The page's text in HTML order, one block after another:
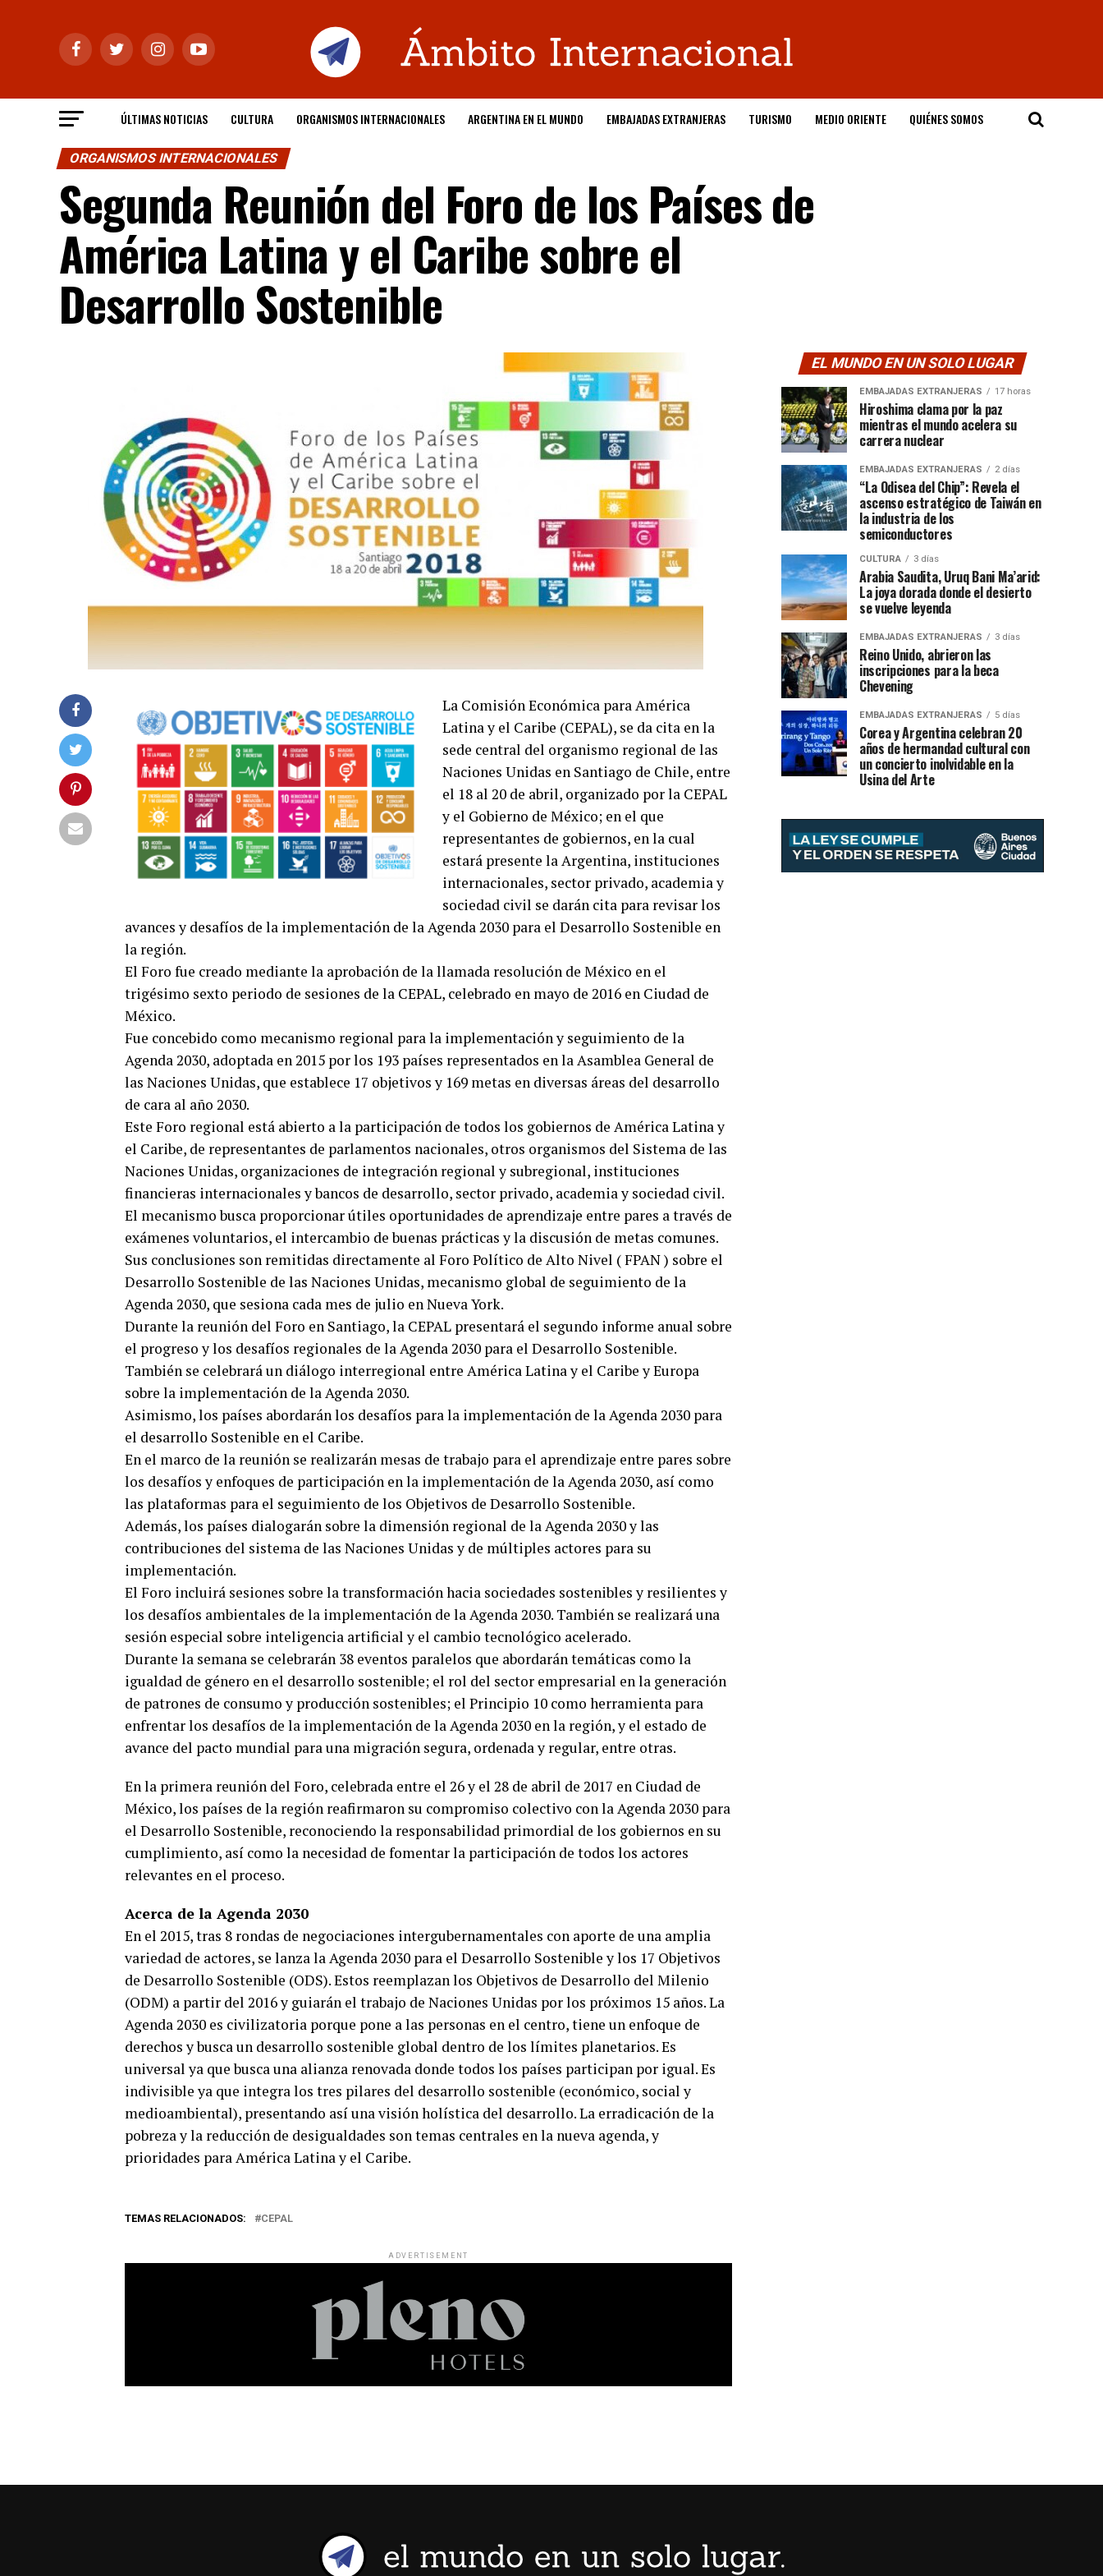
ÚLTIMAS NOTICIAS CULTURA ORGANISMOS INTERNACIONALES ARGENTINA EN EL MUNDO EMBAJADAS EXTRANJERAS TURISMO MEDIO ORIENTE QUIÉNES SOMOS
ORGANISMOS INTERNACIONALES
Segunda Reunión del Foro de los Países de
América Latina y el Caribe sobre el
Desarrollo Sostenible
La Comisión Económica para América
Latina y el Caribe (CEPAL), se da cita en la
sede central del organismo regional de las
Naciones Unidas en Santiago de Chile, entre
el 18 al 20 de abril, organizado por la CEPAL
y el Gobierno de México; en el que
representantes de gobiernos, en la cual
estará presente la Argentina, instituciones
internacionales, sector privado, academia y
sociedad civil se darán cita para revisar los
avances y desafíos de la implementación de la Agenda 2030 para el Desarrollo Sostenible en
la región.
El Foro fue creado mediante la aprobación de la llamada resolución de México en el
trigésimo sexto periodo de sesiones de la CEPAL, celebrado en mayo de 2016 en Ciudad de
México.
Fue concebido como mecanismo regional para la implementación y seguimiento de la
Agenda 2030, adoptada en 2015 por los 193 países representados en la Asamblea General de
las Naciones Unidas, que establece 17 objetivos y 169 metas en diversas áreas del desarrollo
de cara al año 2030.
Este Foro regional está abierto a la participación de todos los gobiernos de América Latina y
el Caribe, de representantes de parlamentos nacionales, otros organismos del Sistema de las
Naciones Unidas, organizaciones de integración regional y subregional, instituciones
financieras internacionales y bancos de desarrollo, sector privado, academia y sociedad civil.
El mecanismo busca proporcionar útiles oportunidades de aprendizaje entre pares a través de
exámenes voluntarios, el intercambio de buenas prácticas y la discusión de metas comunes.
Sus conclusiones son remitidas directamente al Foro Político de Alto Nivel ( FPAN ) sobre el
Desarrollo Sostenible de las Naciones Unidas, mecanismo global de seguimiento de la
Agenda 2030, que sesiona cada mes de julio en Nueva York.
Durante la reunión del Foro en Santiago, la CEPAL presentará el segundo informe anual sobre
el progreso y los desafíos regionales de la Agenda 2030 para el Desarrollo Sostenible.
También se celebrará un diálogo interregional entre América Latina y el Caribe y Europa
sobre la implementación de la Agenda 2030.
Asimismo, los países abordarán los desafíos para la implementación de la Agenda 2030 para
el desarrollo Sostenible en el Caribe.
En el marco de la reunión se realizarán mesas de trabajo para el aprendizaje entre pares sobre
los desafíos y enfoques de participación en la implementación de la Agenda 2030, así como
las plataformas para el seguimiento de los Objetivos de Desarrollo Sostenible.
Además, los países dialogarán sobre la dimensión regional de la Agenda 2030 y las
contribuciones del sistema de las Naciones Unidas y de múltiples actores para su
implementación.
El Foro incluirá sesiones sobre la transformación hacia sociedades sostenibles y resilientes y
los desafíos ambientales de la implementación de la Agenda 2030. También se realizará una
sesión especial sobre inteligencia artificial y el cambio tecnológico acelerado.
Durante la semana se celebrarán 38 eventos paralelos que abordarán temáticas como la
igualdad de género en el desarrollo sostenible; el rol del sector empresarial en la generación
de patrones de consumo y producción sostenibles; el Principio 10 como herramienta para
enfrentar los desafíos de la implementación de la Agenda 2030 en la región, y el estado de
avance del pacto mundial para una migración segura, ordenada y regular, entre otras.
En la primera reunión del Foro, celebrada entre el 26 y el 28 de abril de 2017 en Ciudad de
México, los países de la región reafirmaron su compromiso colectivo con la Agenda 2030 para
el Desarrollo Sostenible, reconociendo la responsabilidad primordial de los gobiernos en su
cumplimiento, así como la necesidad de fomentar la participación de todos los actores
relevantes en el proceso.
Acerca de la Agenda 2030
En el 2015, tras 8 rondas de negociaciones intergubernamentales con aporte de una amplia
variedad de actores, se lanza la Agenda 2030 para el Desarrollo Sostenible y los 17 Objetivos
de Desarrollo Sostenible (ODS). Estos reemplazan los Objetivos de Desarrollo del Milenio
(ODM) a partir del 2016 y guiarán el trabajo de Naciones Unidas por los próximos 15 años. La
Agenda 2030 es civilizatoria porque pone a las personas en el centro, tiene un enfoque de
derechos y busca un desarrollo sostenible global dentro de los límites planetarios. Es
universal ya que busca una alianza renovada donde todos los países participan por igual. Es
indivisible ya que integra los tres pilares del desarrollo sostenible (económico, social y
medioambiental), presentando así una visión holística del desarrollo. La erradicación de la
pobreza y la reducción de desigualdades son temas centrales en la nueva agenda, y
prioridades para América Latina y el Caribe.
TEMAS RELACIONADOS: CEPAL
ADVERTISEMENT
EL MUNDO EN UN SOLO LUGAR
EMBAJADAS EXTRANJERAS 17 horas
Hiroshima clama por la paz
mientras el mundo acelera su
carrera nuclear
EMBAJADAS EXTRANJERAS 2 días
“La Odisea del Chip”: Revela el
ascenso estratégico de Taiwán en
la industria de los
semiconductores
CULTURA 3 días
Arabia Saudita, Uruq Bani Ma’arid:
La joya dorada donde el desierto
se vuelve leyenda
EMBAJADAS EXTRANJERAS 3 días
Reino Unido, abrieron las
inscripciones para la beca
Chevening
EMBAJADAS EXTRANJERAS 5 días
Corea y Argentina celebran 20
años de hermandad cultural con
un concierto inolvidable en la
Usina del Arte